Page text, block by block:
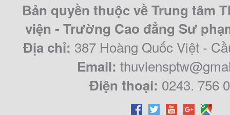
Bản quyền thuộc về Trung tâm
viện - Trường Cao đẳng Sư
Địa chỉ: 387 Hoàng Quốc Việt -
Email:
Điện thoại: 0243. 756